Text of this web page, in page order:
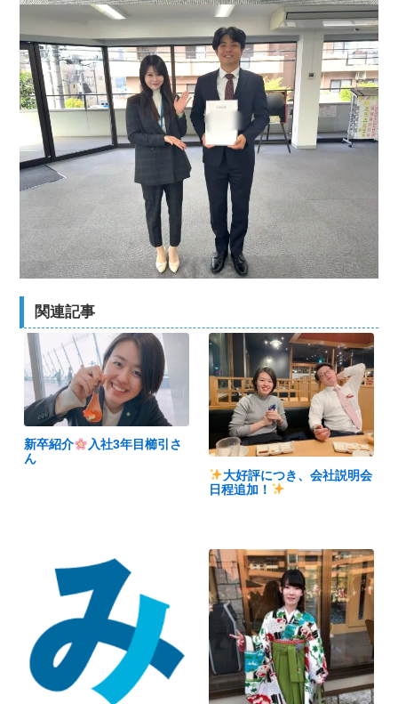
関連記事
新卒紹介
入社3年目櫛引さ
ん
大好評につき、会社説明会
日程追加！